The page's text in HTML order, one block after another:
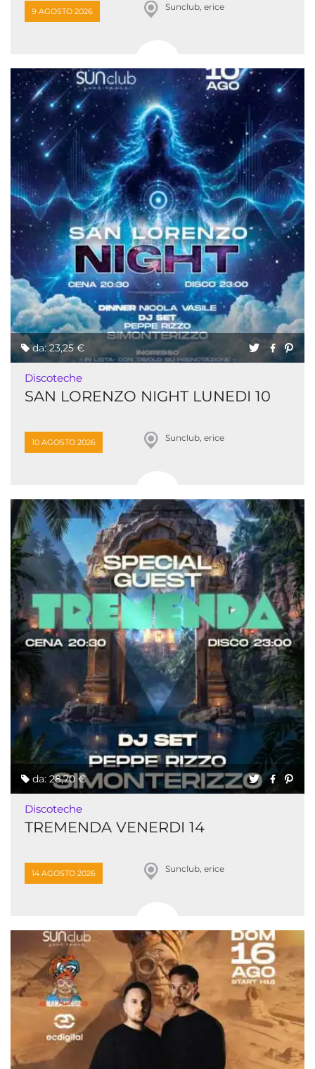
9 AGOSTO 2026 Sunclub, erice
da: 23,25 €
Discoteche
SAN LORENZO NIGHT LUNEDI 10
10 AGOSTO 2026 Sunclub, erice
da: 28,70 €
Discoteche
TREMENDA VENERDI 14
14 AGOSTO 2026 Sunclub, erice